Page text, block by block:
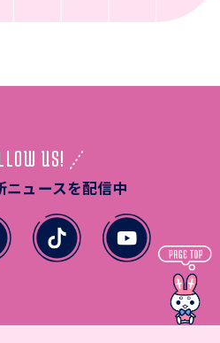
US!
ニュースを配信中